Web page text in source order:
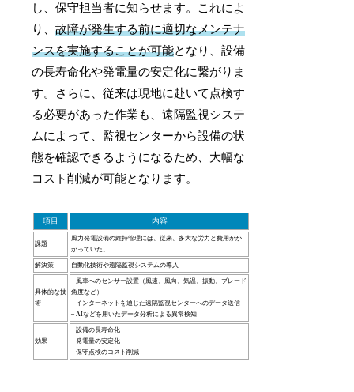
し、保守担当者に知らせます。これによ
り、故障が発生する前に適切なメンテナ
ンスを実施することが可能となり、設備
の長寿命化や発電量の安定化に繋がりま
す。さらに、従来は現地に赴いて点検す
る必要があった作業も、遠隔監視システ
ムによって、監視センターから設備の状
態を確認できるようになるため、大幅な
コスト削減が可能となります。
項目 内容
課題
風力発電設備の維持管理には、従来、多大な労力と費用がか
かっていた。
解決策 自動化技術や遠隔監視システムの導入
具体的な技
術
– 風車へのセンサー設置（風速、風向、気温、振動、ブレード
角度など）
– インターネットを通じた遠隔監視センターへのデータ送信
– AIなどを用いたデータ分析による異常検知
効果
– 設備の長寿命化
– 発電量の安定化
– 保守点検のコスト削減